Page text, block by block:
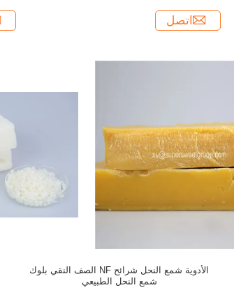
اتصل
الأدوية شمع النحل شرائح NF الصف النقي بلوك
شمع النحل الطبيعي